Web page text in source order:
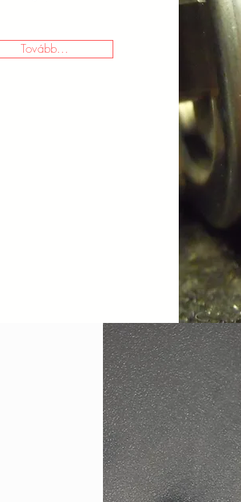
Tovább...